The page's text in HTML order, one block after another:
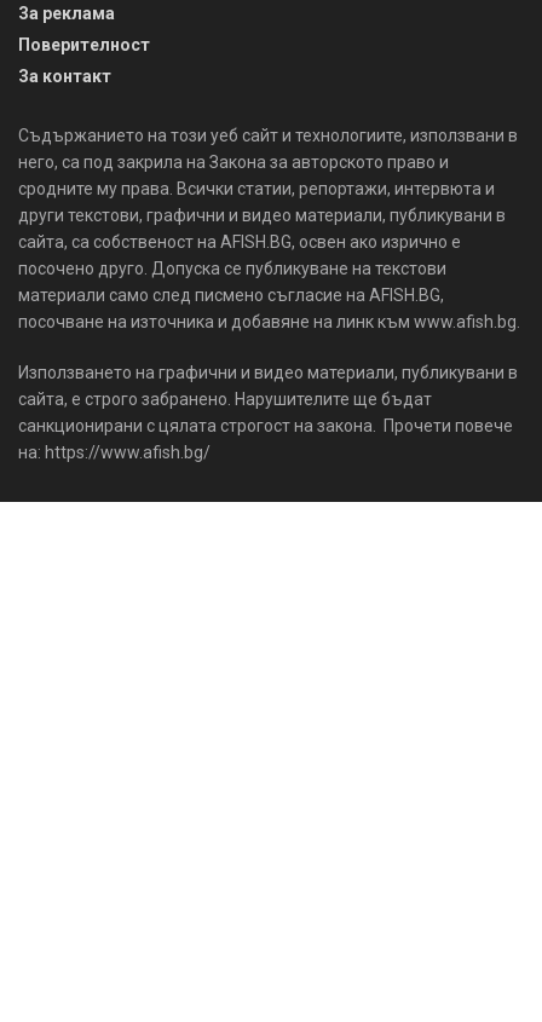
За реклама
Поверителност
За контакт
Съдържанието на този уеб сайт и технологиите, използвани в
него, са под закрила на Закона за авторското право и
сродните му права. Всички статии, репортажи, интервюта и
други текстови, графични и видео материали, публикувани в
сайта, са собственост на AFISH.BG, освен ако изрично е
посочено друго. Допуска се публикуване на текстови
материали само след писмено съгласие на AFISH.BG,
посочване на източника и добавяне на линк към www.afish.bg.
Използването на графични и видео материали, публикувани в
сайта, е строго забранено. Нарушителите ще бъдат
санкционирани с цялата строгост на закона. Прочети повече
на: https://www.afish.bg/